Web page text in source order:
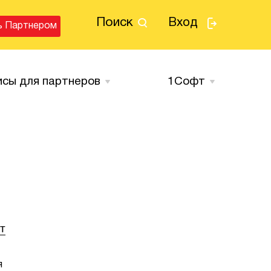
Поиск Вход
Партнером
для партнеров 1Cофт